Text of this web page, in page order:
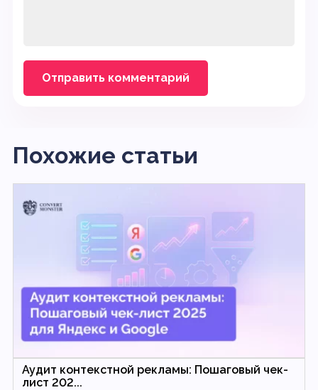
Похожие статьи
Аудит контекстной рекламы: Пошаговый чек-
лист 202...